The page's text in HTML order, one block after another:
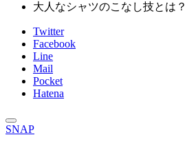
大人なシャツのこなし技とは？
Twitter
Facebook
Line
Mail
Pocket
Hatena
SNAP